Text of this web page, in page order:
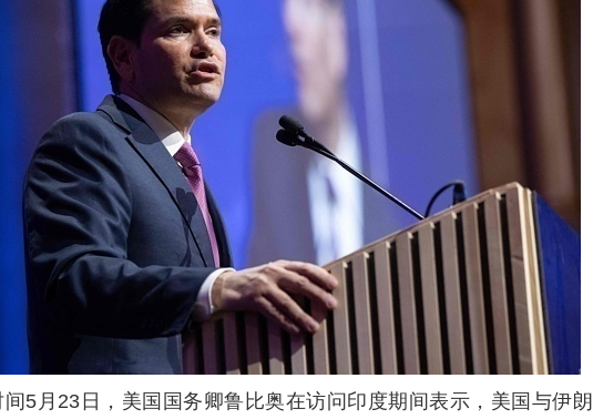
间5月23日，美国国务卿鲁比奥在访问印度期间表示，美国与伊朗